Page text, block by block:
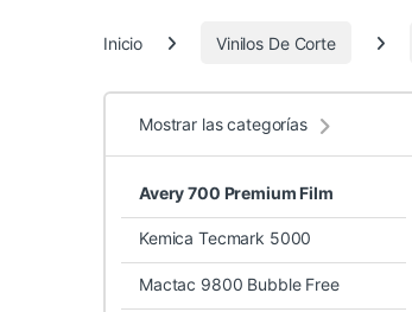
Inicio Vinilos De Corte
Mostrar las categorías
Avery 700 Premium Film
Kemica Tecmark 5000
Mactac 9800 Bubble Free